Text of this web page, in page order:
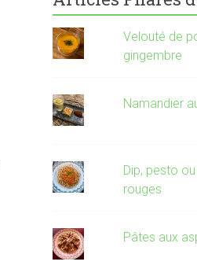
Velouté de
gingembre
Namandier
Dip, pesto
rouges
Pâtes aux